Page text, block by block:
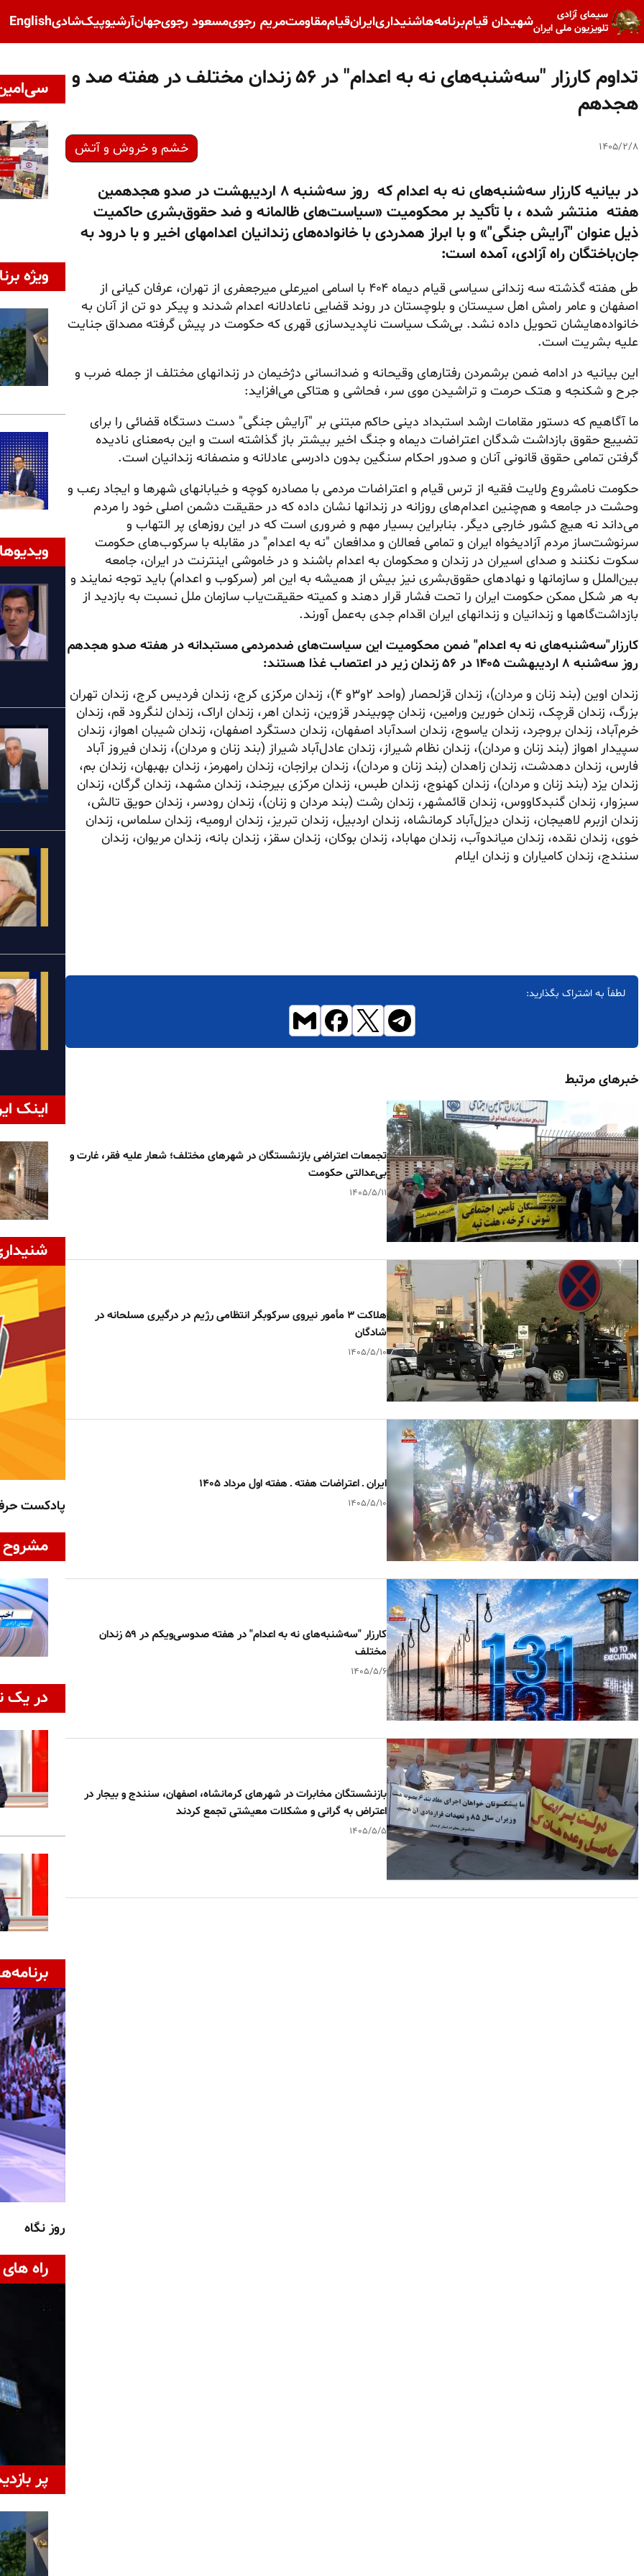
سیمای آزادی
تلویزیون ملی ایرانشهیدان قیامبرنامه‌هاشنیداریایرانقیاممقاومتمریم رجویمسعود رجویجهانآرشیوپیک‌شادیEnglish
تداوم کارزار "سه‌شنبه‌های نه به اعدام" در ۵۶ زندان مختلف در هفته صد و
هجدهم
۱۴۰۵/۲/۸ خشم و خروش و آتش
در بیانیه کارزار سه‌شنبه‌های نه به اعدام که روز سه‌شنبه ۸ اردیبهشت در صدو هجدهمین
هفته منتشر شده ، با تأکید بر محکومیت «سیاست‌های ظالمانه و ضد حقوق‌بشری حاکمیت
ذیل عنوان "آرایش جنگی"» و با ابراز همدردی با خانواده‌های زندانیان اعدامهای اخیر و با درود به
جان‌باختگان راه آزادی، آمده است:
طی هفته گذشته سه زندانی سیاسی قیام دیماه ۴۰۴ با اسامی امیرعلی میرجعفری از تهران، عرفان کیانی از
اصفهان و عامر رامش اهل سیستان و بلوچستان در روند قضایی ناعادلانه اعدام شدند و پیکر دو تن از آنان به
خانواده‌هایشان تحویل داده نشد. بی‌شک سیاست ناپدیدسازی قهری که حکومت در پیش گرفته مصداق جنایت
علیه بشریت است.
این بیانیه در ادامه ضمن برشمردن رفتارهای وقیحانه و ضدانسانی دژخیمان در زندانهای مختلف از جمله ضرب و
جرح و شکنجه و هتک حرمت و تراشیدن موی سر، فحاشی و هتاکی می‌افزاید:
ما آگاهیم که دستور مقامات ارشد استبداد دینی حاکم مبتنی بر "آرایش جنگی" دست دستگاه قضائی را برای
تضییع حقوق بازداشت شدگان اعتراضات دیماه و جنگ اخیر بیشتر باز گذاشته است و این به‌معنای نادیده
گرفتن تمامی حقوق قانونی آنان و صدور احکام سنگین بدون دادرسی عادلانه و منصفانه زندانیان است.
حکومت نامشروع ولایت فقیه از ترس قیام و اعتراضات مردمی با مصادره کوچه و خیابانهای شهر‌ها و ایجاد رعب و
وحشت در جامعه و هم‌چنین اعدام‌های روزانه در زندانها نشان داده که در حقیقت دشمن اصلی خود را مردم
می‌داند نه هیچ کشور خارجی دیگر. بنابراین بسیار مهم و ضروری است که در این روزهای پر التهاب و
سرنوشت‌ساز مردم آزادیخواه ایران و تمامی فعالان و مدافعان "نه به اعدام" در مقابله با سرکوب‌های حکومت
سکوت نکنند و صدای اسیران در زندان و محکومان به اعدام باشند و در خاموشی اینترنت در ایران، جامعه
بین‌الملل و سازمانها و نهاد‌های حقوق‌بشری نیز بیش از همیشه به این امر (سرکوب و اعدام) باید توجه نمایند و
به هر شکل ممکن حکومت ایران را تحت فشار قرار دهند و کمیته حقیقت‌یاب سازمان ملل نسبت به بازدید از
بازداشت‌گاهها و زندانیان و زندانهای ایران اقدام جدی به‌عمل آورند.
کارزار‌"سه‌شنبه‌های نه به اعدام" ضمن محکومیت این سیاست‌های ضدمردمی مستبدانه در هفته صدو هجدهم
روز سه‌شنبه ۸ اردیبهشت ۱۴۰۵ در ۵۶ زندان زیر در اعتصاب غذا هستند:
زندان اوین (بند زنان و مردان)، زندان قزلحصار (واحد ۲و۳و ۴)، زندان مرکزی کرج، زندان فردیس کرج، زندان تهران
بزرگ، زندان قرچک، زندان خورین ورامین، زندان چوبیندر قزوین، زندان اهر، زندان اراک، زندان لنگرود قم، زندان
خرم‌آباد، زندان بروجرد، زندان یاسوج، زندان اسدآباد اصفهان، زندان دستگرد اصفهان، زندان شیبان اهواز، زندان
سپیدار اهواز (بند زنان و مردان)، زندان نظام شیراز، زندان عادل‌آباد شیراز (بند زنان و مردان)، زندان فیروز آباد
فارس، زندان دهدشت، زندان زاهدان (بند زنان و مردان)، زندان برازجان، زندان رامهرمز، زندان بهبهان، زندان بم،
زندان یزد (بند زنان و مردان)، زندان کهنوج، زندان طبس، زندان مرکزی بیرجند، زندان مشهد، زندان گرگان، زندان
سبزوار، زندان گنبدکاووس، زندان قائمشهر، زندان رشت (بند مردان و زنان)، زندان رودسر، زندان حویق تالش،
زندان ازبرم لاهیجان، زندان دیزل‌آباد کرمانشاه، زندان اردبیل، زندان تبریز، زندان ارومیه، زندان سلماس، زندان
خوی، زندان نقده، زندان میاندوآب، زندان مهاباد، زندان بوکان، زندان سقز، زندان بانه، زندان مریوان، زندان
سنندج، زندان کامیاران و زندان ایلام
لطفاً به اشتراک بگذارید:
خبرهای مرتبط
تجمعات اعتراضی بازنشستگان در شهرهای مختلف؛ شعار علیه فقر، غارت و
بی‌عدالتی حکومت
۱۴۰۵/۵/۱۱
هلاکت ۳ مأمور نیروی سرکوبگر انتظامی رژیم در درگیری مسلحانه در
شادگان
۱۴۰۵/۵/۱۰
ایران ـ اعتراضات هفته ـ هفته اول مرداد ۱۴۰۵
۱۴۰۵/۵/۱۰
کارزار "سه‌شنبه‌های نه به اعدام" در هفته صدوسی‌و‌یکم در ۵۹ زندان
مختلف
۱۴۰۵/۵/۶
بازنشستگان مخابرات در شهرهای کرمانشاه، اصفهان، سنندج و بیجار در
اعتراض به گرانی و مشکلات معیشتی تجمع کردند
۱۴۰۵/۵/۵
ویژه
اینک
پادکست
مشروح
در یک
روز نگاه
راه
پر